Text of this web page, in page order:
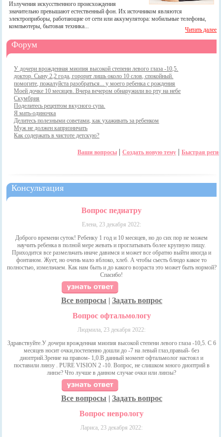
Излучения искусственного происхождения
значительно превышают естественный фон. Их источником являются
электроприборы, работающие от сети или аккумулятора: мобильные телефоны,
компьютеры, бытовая техника...
Читать далее
Форум
У дочери врожденная миопия высокой степени левого глаза -10,5.
доктор. Сыну 2,2 года, горорит лишь около 10 слов, спокойный.
помогите, пожалуйста разобраться... у моего ребенка с рождения
Моей дочке 10 месяцев. Вчера вечером обнаружили во рту на небе
Скумбрия
Поделитесь рецептом вкусного супа.
Я мать-одиночка
Делитесь полезными советами, как ухаживать за ребенком
Муж не должен капризничать
Как содержать в чистоте детскую?
Ваши вопросы| Создать новую тему| Быстрая
Консультация
Вопрос педиатру
Елена, 23 декабря 2022:
Доброго времени суток! Ребенку 1 год и 10 месяцев, но до сих пор не можем
научить ребенка в полной мере жевать и проглатывать более крупную пищу.
Приходится все размельчать иначе давимся и может все обратно выйти иногда и
фонтаном. Жует, но очень мало яблоко, хлеб. А чтобы сьесть блюдо какое то
полностью, измельчаем. Как нам быть и до какого возраста это может быть нормой?
Спасибо!
Все вопросы | Задать вопрос
Вопрос офтальмологу
Людмила, 23 декабря 2022:
Здравствуйте.У дочери врожденная миопия высокой степени левого глаза -10,5. С 6
месяцев носит очки,постепенно дошли до -7 на левый глаз,правый- без
диоптрий.Зрение на правом- 1,0.В данный момент офтальмолог настоял и
поставили линзу . PURE VISION 2 -10. Вопрос, не слишком много диоптрий в
линзе? Что лучше в данном случае очки или линзы?
Все вопросы | Задать вопрос
Вопрос неврологу
Лариса, 23 декабря 2022: